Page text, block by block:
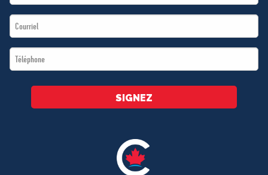
Name
Email
*
Téléphone
*
SIGNEZ